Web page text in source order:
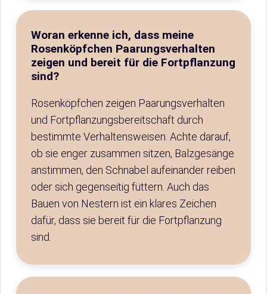
Woran erkenne ich, dass meine
Rosenköpfchen Paarungsverhalten
zeigen und bereit für die Fortpflanzung
sind?
Rosenköpfchen zeigen Paarungsverhalten
und Fortpflanzungsbereitschaft durch
bestimmte Verhaltensweisen. Achte darauf,
ob sie enger zusammen sitzen, Balzgesänge
anstimmen, den Schnabel aufeinander reiben
oder sich gegenseitig füttern. Auch das
Bauen von Nestern ist ein klares Zeichen
dafür, dass sie bereit für die Fortpflanzung
sind.